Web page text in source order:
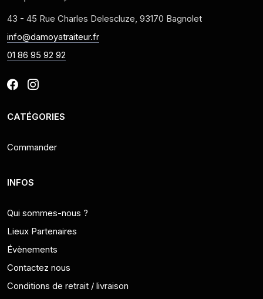
43 - 45 Rue Charles Delescluze, 93170 Bagnolet
info@damoyatraiteur.fr
01 86 95 92 92
CATÉGORIES
Commander
INFOS
Qui sommes-nous ?
Lieux Partenaires
Évènements
Contactez nous
Conditions de retrait / livraison